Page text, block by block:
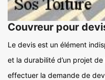
Couvreur pour
Le devis est un élément
et la durabilité d’un projet
effectuer la demande de